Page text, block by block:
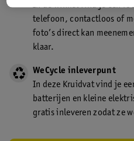
In de winkel vind je een
telefoon, contactloos of
foto’s direct kan
klaar.
WeCycle inleverpunt
In deze Kruidvat vind je
batterijen en kleine
gratis inleveren zodat ze